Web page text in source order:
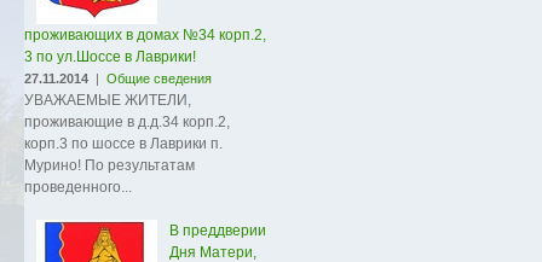
проживающих в домах №34 корп.2,
3 по ул.Шоссе в Лаврики!
27.11.2014 | Общие сведения
УВАЖАЕМЫЕ ЖИТЕЛИ,
проживающие в д.д.34 корп.2,
корп.3 по шоссе в Лаврики п.
Мурино! По результатам
проведенного...
В преддверии
Дня Матери,